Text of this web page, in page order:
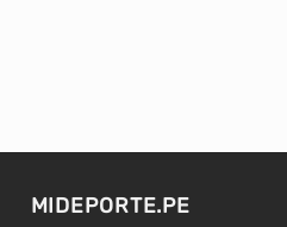
MIDEPORTE.PE